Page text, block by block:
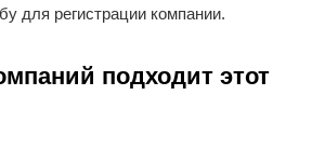
для регистрации компании.
подходит этот